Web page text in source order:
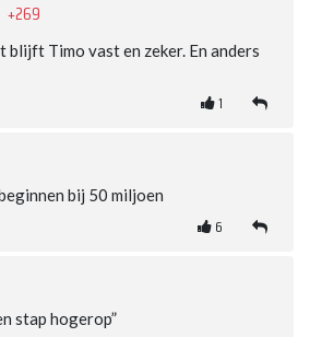
+269
blijft Timo vast en zeker. En anders
1
bij 50 miljoen
6
stap hogerop”